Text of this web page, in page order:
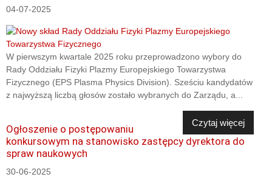
04-07-2025
W pierwszym kwartale 2025 roku przeprowadzono wybory do
Rady Oddziału Fizyki Plazmy Europejskiego Towarzystwa
Fizycznego (EPS Plasma Physics Division). Sześciu kandydatów
z najwyższą liczbą głosów zostało wybranych do Zarządu, a...
Czytaj więcej
Ogłoszenie o postępowaniu
konkursowym na stanowisko zastępcy dyrektora do
spraw naukowych
30-06-2025